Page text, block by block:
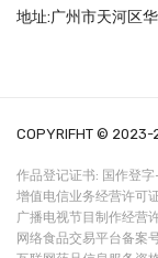
地址:广州市天河区
COPYRIFHT ©
作品登记证书: 国作登
增值电信业务经营许可
广播电视节目制作经营
网络食品交易平台备案